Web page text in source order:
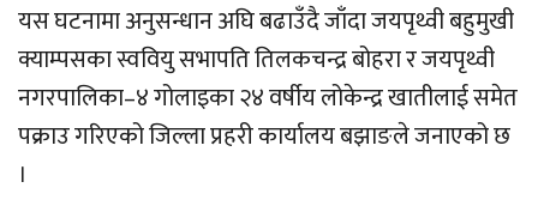
यस घटनामा अनुसन्धान अघि बढाउँदै जाँदा जयपृथ्वी बहुमुखी
क्याम्पसका स्ववियु सभापति तिलकचन्द्र बोहरा र जयपृथ्वी
नगरपालिका–४ गोलाइका २४ वर्षीय लोकेन्द्र खातीलाई समेत
पक्राउ गरिएको जिल्ला प्रहरी कार्यालय बझाङले जनाएको छ
।